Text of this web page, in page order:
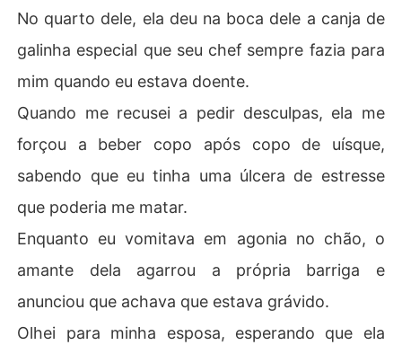
você quer tanto me deixar, vou mandar te esterilizar. V
ocê nunca terá uma família com mais ninguém."
Quando acordei, incendiei o mundo dela e fui embora p
ara me casar com sua maior rival.
No quarto dele, ela deu na boca dele a canja de
galinha especial que seu chef sempre fazia para
mim quando eu estava doente.
Quando me recusei a pedir desculpas, ela me
forçou a beber copo após copo de uísque,
sabendo que eu tinha uma úlcera de estresse
que poderia me matar.
Enquanto eu vomitava em agonia no chão, o
amante dela agarrou a própria barriga e
anunciou que achava que estava grávido.
Olhei para minha esposa, esperando que ela